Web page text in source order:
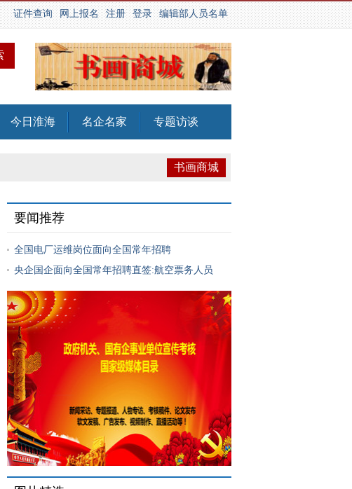
编辑部人员名单
登录
注册
网上报名
证件查询
今日淮海 名企名家 专题访谈
书画商城
要闻推荐
全国电厂运维岗位面向全国常年招聘
央企国企面向全国常年招聘直签:航空票务人员